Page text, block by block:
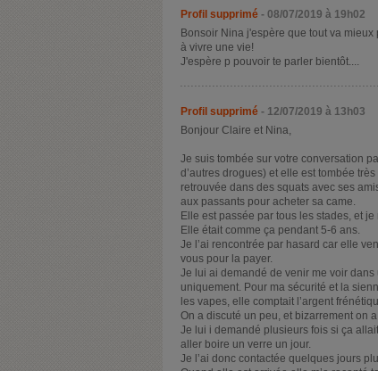
Profil supprimé - 08/07/2019 à 19h02
Bonsoir Nina j'espère que tout va
à vivre une vie!
J'espère p pouvoir te parler bientôt....
Profil supprimé - 12/07/2019 à 13h03
Bonjour Claire et Nina,
Je suis tombée sur votre conversation
d’autres drogues) et elle est tombée
retrouvée dans des squats avec ses
aux passants pour acheter sa came.
Elle est passée par tous les stades, et
Elle était comme ça pendant 5-6 ans.
Je l’ai rencontrée par hasard car elle
vous pour la payer.
Je lui ai demandé de venir me voir
uniquement. Pour ma sécurité et la
les vapes, elle comptait l’argent
On a discuté un peu, et bizarrement on
Je lui i demandé plusieurs fois si ça
aller boire un verre un jour.
Je l’ai donc contactée quelques jours